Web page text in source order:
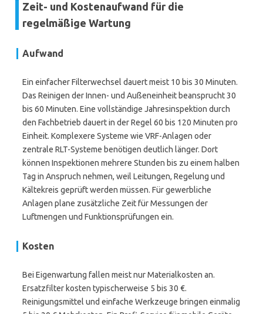
Zeit- und Kostenaufwand für die
regelmäßige Wartung
Aufwand
Ein einfacher Filterwechsel dauert meist 10 bis 30 Minuten.
Das Reinigen der Innen- und Außeneinheit beansprucht 30
bis 60 Minuten. Eine vollständige Jahresinspektion durch
den Fachbetrieb dauert in der Regel 60 bis 120 Minuten pro
Einheit. Komplexere Systeme wie VRF-Anlagen oder
zentrale RLT-Systeme benötigen deutlich länger. Dort
können Inspektionen mehrere Stunden bis zu einem halben
Tag in Anspruch nehmen, weil Leitungen, Regelung und
Kältekreis geprüft werden müssen. Für gewerbliche
Anlagen plane zusätzliche Zeit für Messungen der
Luftmengen und Funktionsprüfungen ein.
Kosten
Bei Eigenwartung fallen meist nur Materialkosten an.
Ersatzfilter kosten typischerweise 5 bis 30 €.
Reinigungsmittel und einfache Werkzeuge bringen einmalig